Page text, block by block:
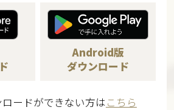
Android版
ダウンロード
ードができない方はこちら